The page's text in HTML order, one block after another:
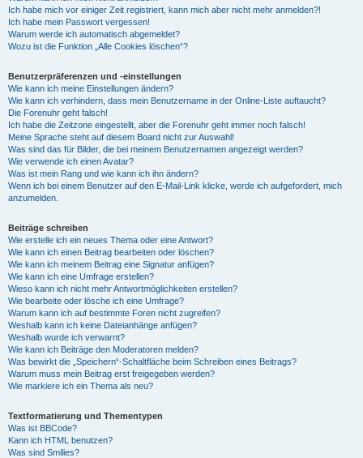
Ich habe mich vor einiger Zeit registriert, kann mich aber nicht mehr anmelden?!
Ich habe mein Passwort vergessen!
Warum werde ich automatisch abgemeldet?
Wozu ist die Funktion „Alle Cookies löschen“?
Benutzerpräferenzen und -einstellungen
Wie kann ich meine Einstellungen ändern?
Wie kann ich verhindern, dass mein Benutzername in der Online-Liste auftaucht?
Die Forenuhr geht falsch!
Ich habe die Zeitzone eingestellt, aber die Forenuhr geht immer noch falsch!
Meine Sprache steht auf diesem Board nicht zur Auswahl!
Was sind das für Bilder, die bei meinem Benutzernamen angezeigt werden?
Wie verwende ich einen Avatar?
Was ist mein Rang und wie kann ich ihn ändern?
Wenn ich bei einem Benutzer auf den E-Mail-Link klicke, werde ich aufgefordert, mich
anzumelden.
Beiträge schreiben
Wie erstelle ich ein neues Thema oder eine Antwort?
Wie kann ich einen Beitrag bearbeiten oder löschen?
Wie kann ich meinem Beitrag eine Signatur anfügen?
Wie kann ich eine Umfrage erstellen?
Wieso kann ich nicht mehr Antwortmöglichkeiten erstellen?
Wie bearbeite oder lösche ich eine Umfrage?
Warum kann ich auf bestimmte Foren nicht zugreifen?
Weshalb kann ich keine Dateianhänge anfügen?
Weshalb wurde ich verwarnt?
Wie kann ich Beiträge den Moderatoren melden?
Was bewirkt die „Speichern“-Schaltfläche beim Schreiben eines Beitrags?
Warum muss mein Beitrag erst freigegeben werden?
Wie markiere ich ein Thema als neu?
Textformatierung und Thementypen
Was ist BBCode?
Kann ich HTML benutzen?
Was sind Smilies?